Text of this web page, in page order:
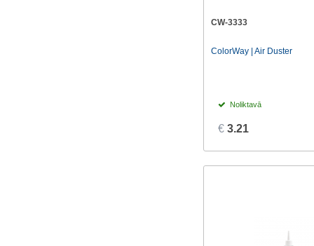
CW-3333
ColorWay | Air Duster
Noliktavā
€ 3.21